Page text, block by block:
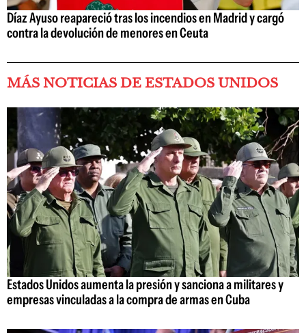
Díaz Ayuso reapareció tras los incendios en Madrid y cargó
contra la devolución de menores en Ceuta
MÁS NOTICIAS DE ESTADOS UNIDOS
Estados Unidos aumenta la presión y sanciona a militares y
empresas vinculadas a la compra de armas en Cuba